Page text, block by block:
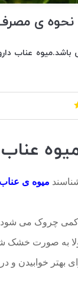
ی
عناب
عناب
میوه ی عناب
کمی چروک می
به صورت خشک
بهتر خوابیدن و